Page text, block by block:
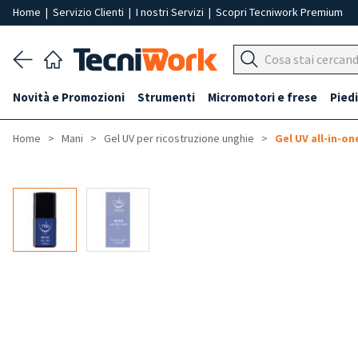
Home | Servizio Clienti | I nostri Servizi | Scopri Tecniwork Premium
Novità e Promozioni Strumenti Micromotori e frese Piedi
Home Mani Gel UV per ricostruzione unghie Gel UV all-in-